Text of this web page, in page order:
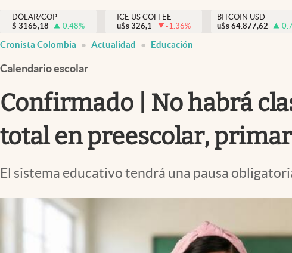
Tiempo libre
Dólar y mercados
Curiosidades
DÓLAR/COP
$ 3165,18 0.48%
ICE US COFFEE
u$s 326,1 -1.36%
BITCOIN USD
u$s 64.877,62
Cronista Colombia Actualidad Educación
Calendario escolar
Confirmado | No habrá
total en preescolar,
El sistema educativo tendrá una pausa